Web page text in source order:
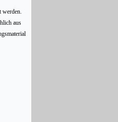
werden.
aus